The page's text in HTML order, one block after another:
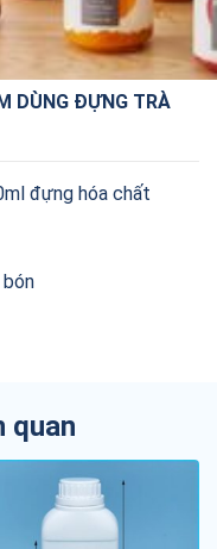
DÙNG ĐỰNG TRÀ
đựng hóa chất
quan